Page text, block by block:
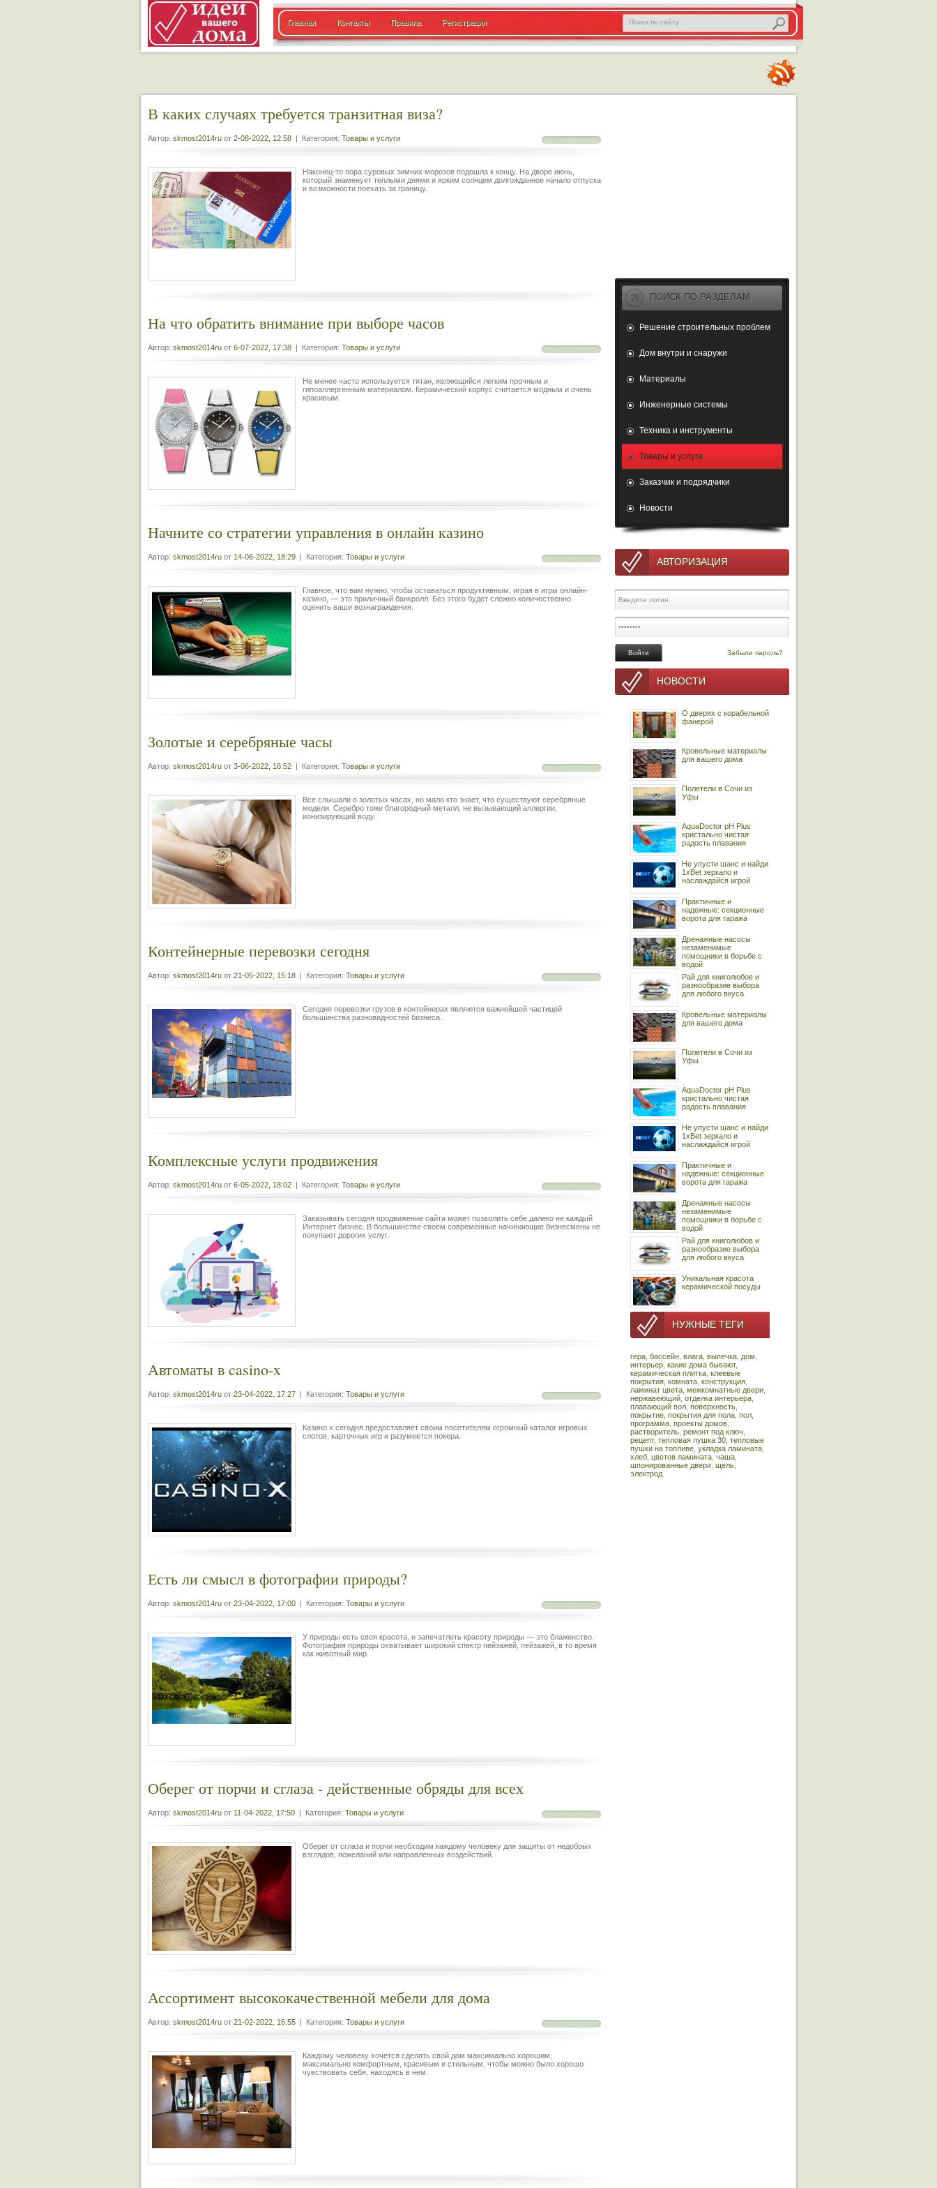
Главная Контакты Правила Регистрация
В каких случаях требуется транзитная виза?
Автор: skmost2014ru от 2-08-2022, 12:58 | Категория: Товары и услуги
Наконец-то пора суровых зимних морозов подошла к концу. На дворе июнь,
который знаменует теплыми днями и ярким солнцем долгожданное начало отпуска
и возможности поехать за границу.
На что обратить внимание при выборе часов
Автор: skmost2014ru от 6-07-2022, 17:38 | Категория: Товары и услуги
Не менее часто используется титан, являющийся легким прочным и
гипоаллергенным материалом. Керамический корпус считается модным и очень
красивым.
Начните со стратегии управления в онлайн казино
Автор: skmost2014ru от 14-06-2022, 18:29 | Категория: Товары и услуги
Главное, что вам нужно, чтобы оставаться продуктивным, играя в игры онлайн-
казино, — это приличный банкролл. Без этого будет сложно количественно
оценить ваши вознаграждения.
Золотые и серебряные часы
Автор: skmost2014ru от 3-06-2022, 16:52 | Категория: Товары и услуги
Все слышали о золотых часах, но мало кто знает, что существуют серебряные
модели. Серебро тоже благородный металл, не вызывающий аллергии,
ионизирующий воду.
Контейнерные перевозки сегодня
Автор: skmost2014ru от 21-05-2022, 15:18 | Категория: Товары и услуги
Сегодня перевозки грузов в контейнерах являются важнейшей частицей
большинства разновидностей бизнеса.
Комплексные услуги продвижения
Автор: skmost2014ru от 6-05-2022, 18:02 | Категория: Товары и услуги
Заказывать сегодня продвижение сайта может позволить себе далеко не каждый
Интернет бизнес. В большинстве своем современные начинающие бизнесмены не
покупают дорогих услуг.
Автоматы в casino-x
Автор: skmost2014ru от 23-04-2022, 17:27 | Категория: Товары и услуги
Казино x сегодня предоставляет своим посетителям огромный каталог игровых
слотов, карточных игр и разумеется покера.
Есть ли смысл в фотографии природы?
Автор: skmost2014ru от 23-04-2022, 17:00 | Категория: Товары и услуги
У природы есть своя красота, и запечатлеть красоту природы — это блаженство.
Фотография природы охватывает широкий спектр пейзажей, пейзажей, в то время
как животный мир.
Оберег от порчи и сглаза - действенные обряды для всех
Автор: skmost2014ru от 11-04-2022, 17:50 | Категория: Товары и услуги
Оберег от сглаза и порчи необходим каждому человеку для защиты от недобрых
взглядов, пожеланий или направленных воздействий.
Ассортимент высококачественной мебели для дома
Автор: skmost2014ru от 21-02-2022, 16:55 | Категория: Товары и услуги
Каждому человеку хочется сделать свой дом максимально хорошим,
максимально комфортным, красивым и стильным, чтобы можно было хорошо
чувствовать себя, находясь в нем.
ПОИСК ПО РАЗДЕЛАМ
Решение строительных проблем
Дом внутри и снаружи
Материалы
Инженерные системы
Техника и инструменты
Товары и услуги
Заказчик и подрядчики
Новости
АВТОРИЗАЦИЯ
Забыли пароль?
НОВОСТИ
О дверях с корабельной
фанерой
Кровельные материалы
для вашего дома
Полетели в Сочи из
Уфы
AquaDoctor pH Plus
кристально чистая
радость плавания
Не упусти шанс и найди
1xBet зеркало и
наслаждайся игрой
Практичные и
надежные: секционные
ворота для гаража
Дренажные насосы
незаменимые
помощники в борьбе с
водой
Рай для книголюбов и
разнообразие выбора
для любого вкуса
Кровельные материалы
для вашего дома
Полетели в Сочи из
Уфы
AquaDoctor pH Plus
кристально чистая
радость плавания
Не упусти шанс и найди
1xBet зеркало и
наслаждайся игрой
Практичные и
надежные: секционные
ворота для гаража
Дренажные насосы
незаменимые
помощники в борьбе с
водой
Рай для книголюбов и
разнообразие выбора
для любого вкуса
Уникальная красота
керамической посуды
НУЖНЫЕ ТЕГИ
repa бассейн влага выпечка дом
интерьер какие дома бывают,
керамическая плитка клеевые
покрытия комната конструкция
ламинат цвета межкомнатные двери
нержавеющий отделка интерьера
плавающий пол поверхность
покрытие покрытия для пола пол
программа проекты домов
растворитель ремонт под ключ
рецепт, тепловая пушка 30 тепловые
пушки на топливе укладка ламината
хлеб цветов ламината чаша
шпонированные двери щель
электрод